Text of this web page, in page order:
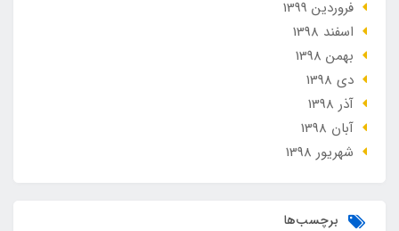
فروردین 1399
اسفند 1398
بهمن 1398
دی 1398
آذر 1398
آبان 1398
شهریور 1398
برچسب‌ها